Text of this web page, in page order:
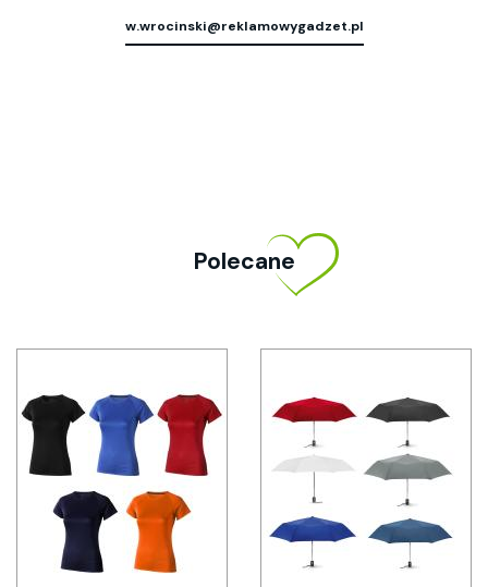
w.wrocinski@reklamowygadzet.pl
Polecane